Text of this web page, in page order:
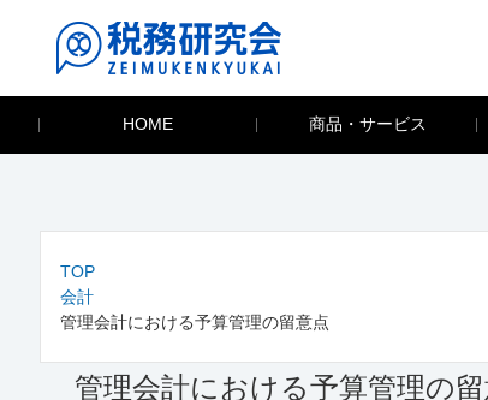
HOME 商品・サービス
TOP
会計
管理会計における予算管理の留意点
管理会計における予算管理の